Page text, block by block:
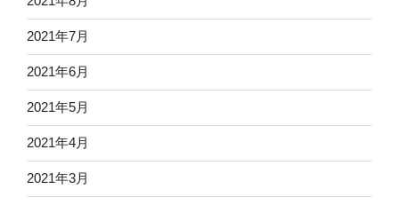
2021年7月
2021年6月
2021年5月
2021年4月
2021年3月